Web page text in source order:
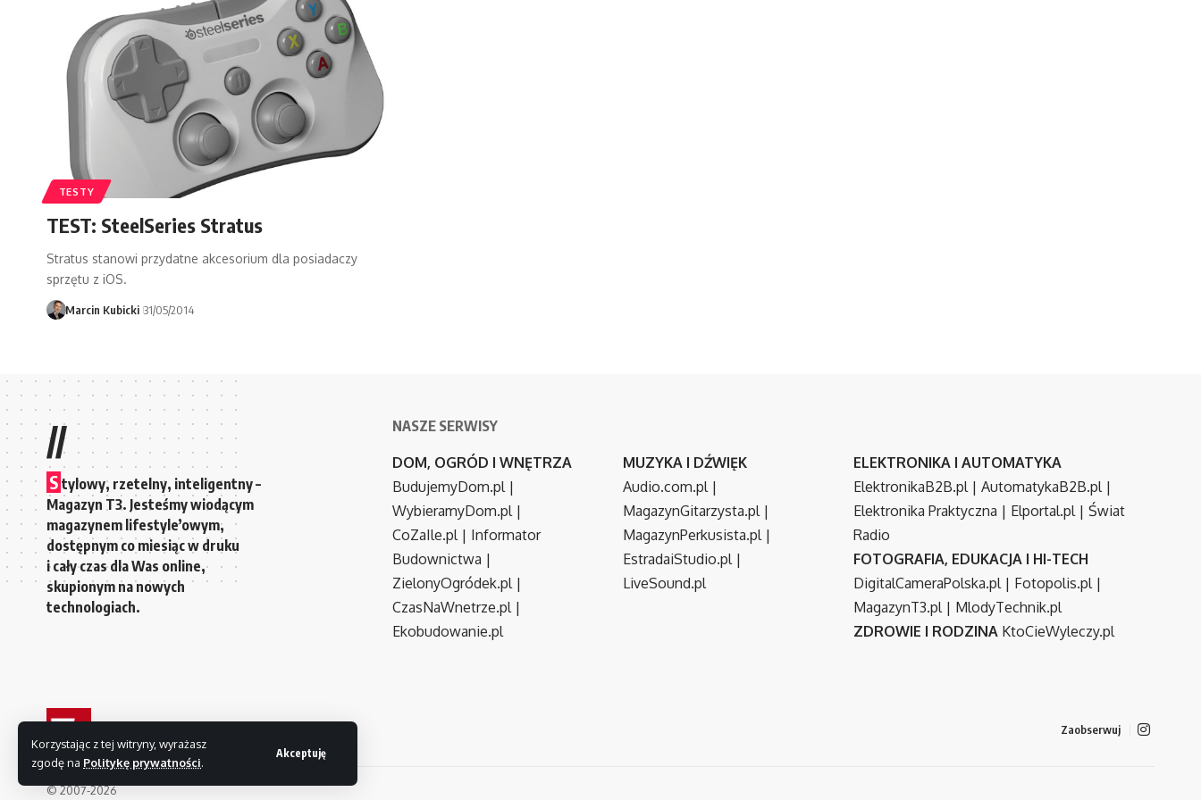
Korzystając z tej witryny, wyrażasz
zgodę na Politykę prywatności.
Akceptuję
TESTY
TEST: SteelSeries Stratus
Stratus stanowi przydatne akcesorium dla posiadaczy
sprzętu z iOS.
Marcin Kubicki 31/05/2014
//
S tylowy, rzetelny, inteligentny –
Magazyn T3. Jesteśmy wiodącym
magazynem lifestyle’owym,
dostępnym co miesiąc w druku
i cały czas dla Was online,
skupionym na nowych
technologiach.
NASZE SERWISY
DOM, OGRÓD I WNĘTRZA
BudujemyDom.pl |
WybieramyDom.pl |
CoZaIle.pl | Informator
Budownictwa |
ZielonyOgródek.pl |
CzasNaWnetrze.pl |
Ekobudowanie.pl
MUZYKA I DŹWIĘK
Audio.com.pl |
MagazynGitarzysta.pl |
MagazynPerkusista.pl |
EstradaiStudio.pl |
LiveSound.pl
ELEKTRONIKA I AUTOMATYKA
ElektronikaB2B.pl | AutomatykaB2B.pl |
Elektronika Praktyczna | Elportal.pl | Świat
Radio
FOTOGRAFIA, EDUKACJA I HI-TECH
DigitalCameraPolska.pl | Fotopolis.pl |
MagazynT3.pl | MlodyTechnik.pl
ZDROWIE I RODZINA KtoCieWyleczy.pl
Zaobserwuj
© 2007-2026